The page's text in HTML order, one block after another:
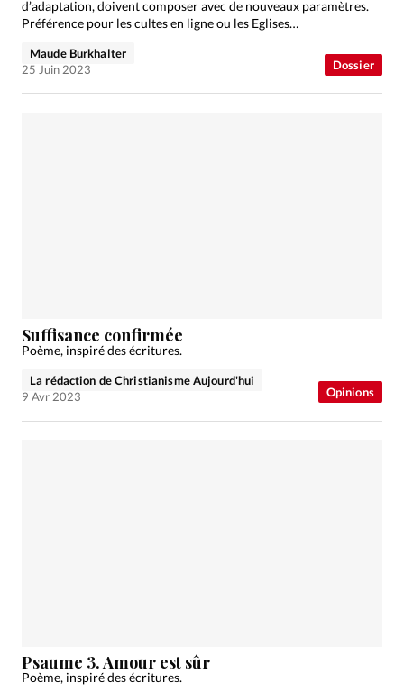
Dossier
d’adaptation, doivent composer avec de nouveaux paramètres.
Préférence pour les cultes en ligne ou les Eglises…
Maude Burkhalter
25 Juin 2023
Opinions
Suffisance confirmée
Poème, inspiré des écritures.
La rédaction de Christianisme Aujourd'hui
9 Avr 2023
Psaume 3. Amour est sûr
Poème, inspiré des écritures.